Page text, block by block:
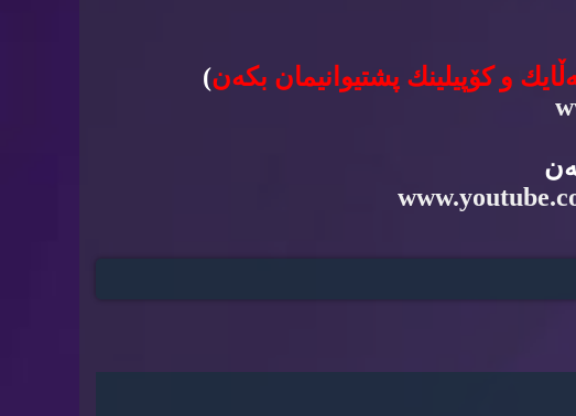
و كۆپیلینك پشتیوانیمان بكه‌ن)